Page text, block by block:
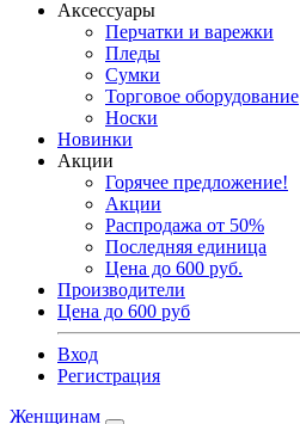
Аксессуары
Перчатки и варежки
Пледы
Сумки
Торговое оборудование
Носки
Новинки
Акции
Горячее предложение!
Акции
Распродажа от 50%
Последняя единица
Цена до 600 руб.
Производители
Цена до 600 руб
Вход
Регистрация
Женщинам